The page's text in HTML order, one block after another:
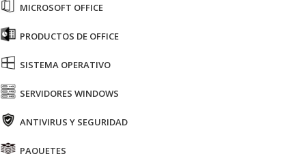
MICROSOFT OFFICE
PRODUCTOS DE OFFICE
SISTEMA OPERATIVO
SERVIDORES WINDOWS
ANTIVIRUS Y SEGURIDAD
PAQUETES